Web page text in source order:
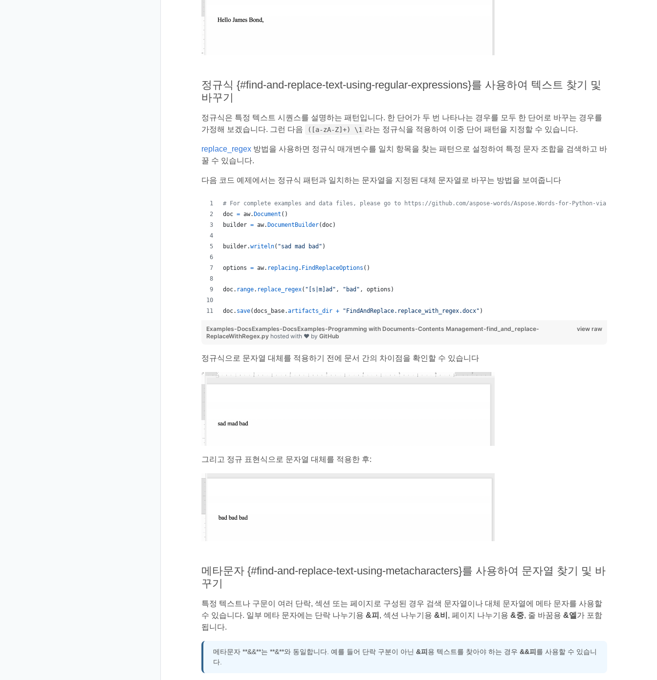
정규식 {#find-and-replace-text-using-regular-expressions}를 사용하여 텍스트 찾기 및
바꾸기
정규식은 특정 텍스트 시퀀스를 설명하는 패턴입니다. 한 단어가 두 번 나타나는 경우를 모두 한 단어로 바꾸는 경우를
가정해 보겠습니다. 그런 다음
([a-zA-Z]+) \1 라는 정규식을 적용하여 이중 단어 패턴을 지정할 수 있습니다.
replace_regex방법을 사용하면 정규식 매개변수를 일치 항목을 찾는 패턴으로 설정하여 특정 문자 조합을 검색하고 바
꿀 수 있습니다.
다음 코드 예제에서는 정규식 패턴과 일치하는 문자열을 지정된 대체 문자열로 바꾸는 방법을 보여줍니다
# For complete examples and data files, please go to https://github.com/aspose-words/Aspose.Words-for-Python-via-.NET
doc = aw.Document ()
builder = aw.DocumentBuilder(doc)
builder.writeln( "sad mad bad" )
options = aw. replacing. FindReplaceOptions ()
doc. range. replace_regex( "[s|m]ad" , "bad" , options )
doc. save(docs_base.artifacts_dir + "FindAndReplace.replace_with_regex.docx" )
view raw
Examples-DocsExamples-DocsExamples-Programming with Documents-Contents Management-find_and_replace-
ReplaceWithRegex.py hosted with ❤ by GitHub
정규식으로 문자열 대체를 적용하기 전에 문서 간의 차이점을 확인할 수 있습니다
그리고 정규 표현식으로 문자열 대체를 적용한 후:
메타문자 {#find-and-replace-text-using-metacharacters}를 사용하여 문자열 찾기 및 바
꾸기
특정 텍스트나 구문이 여러 단락, 섹션 또는 페이지로 구성된 경우 검색 문자열이나 대체 문자열에 메타 문자를 사용할
수 있습니다. 일부 메타 문자에는 단락 나누기용 &피 , 섹션 나누기용 &비 , 페이지 나누기용 &중, 줄 바꿈용 &엘 가 포함
됩니다.
메타문자 **&&**는 **&**와 동일합니다. 예를 들어 단락 구분이 아닌 &피 용 텍스트를 찾아야 하는 경우 &&피 를 사용할 수 있습니
다.